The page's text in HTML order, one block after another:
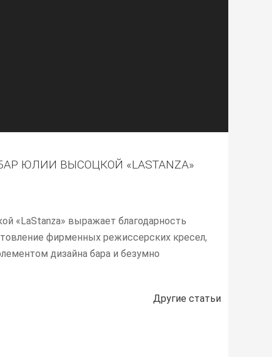
ЮЛИИ ВЫСОЦКОЙ «LASTANZA»
«LaStanza» выражает благодарность
фирменных режиссерских кресел,
дизайна бара и безумно
Другие статьи